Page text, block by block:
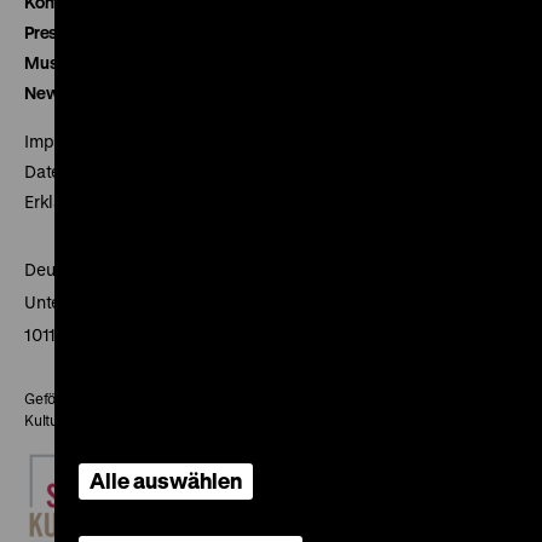
Presse
Museumsverein
Newsletter
Impressum
Datenschutz
Erklärung digitale Barrierefreiheit
Deutsches Historisches Museum
Unter den Linden 2
10117 Berlin
Gefördert mit Mitteln des Beauftragten der Bundesregierung für
Kultur und Medien
Alle auswählen